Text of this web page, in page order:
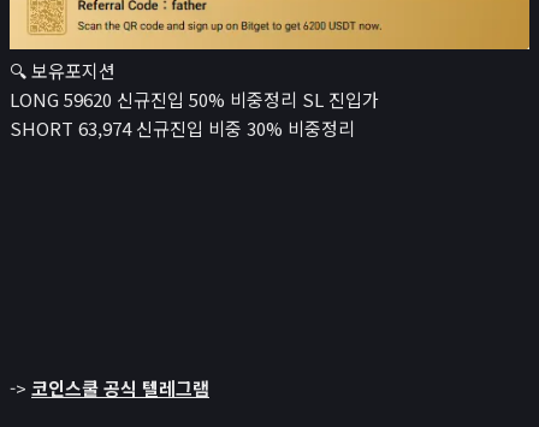
🔍 보유포지션
LONG 59620 신규진입 50% 비중정리 SL 진입가
SHORT 63,974 신규진입 비중 30% 비중정리
-> 코인스쿨 공식 텔레그램